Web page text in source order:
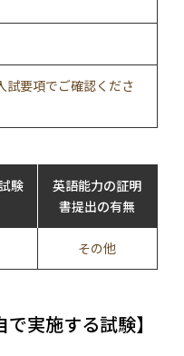
試要項でご確認くださ
験
英語能力の証明
書提出の有無
その他
実施する試験】